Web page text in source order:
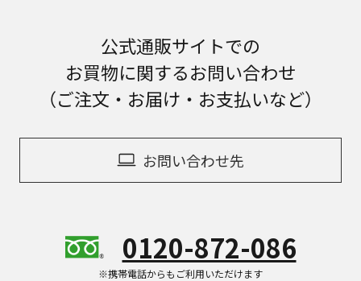
公式通販サイトでの
お買物に関するお問い合わせ
（ご注文・お届け・お支払いなど）
お問い合わせ先
0120-872-086
※携帯電話からもご利用いただけます